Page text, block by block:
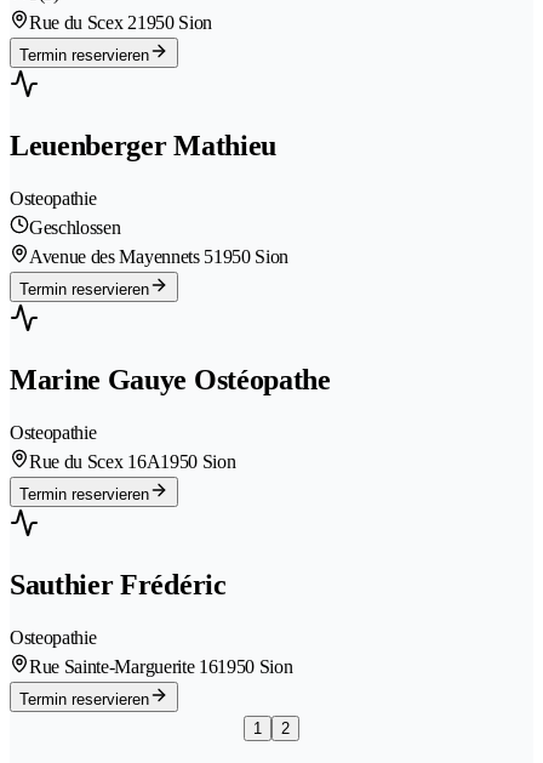
Rue du Scex 21950 Sion
Termin reservieren
Leuenberger Mathieu
Osteopathie
Geschlossen
Avenue des Mayennets 51950 Sion
Termin reservieren
Marine Gauye Ostéopathe
Osteopathie
Rue du Scex 16A1950 Sion
Termin reservieren
Sauthier Frédéric
Osteopathie
Rue Sainte-Marguerite 161950 Sion
Termin reservieren
1
2